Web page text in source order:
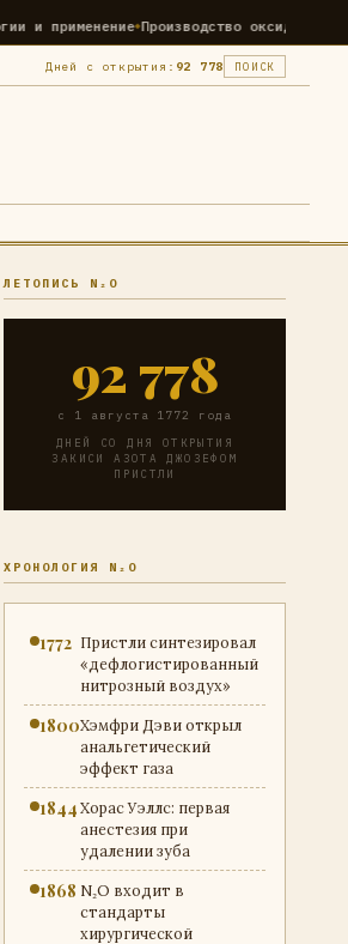
Производство оксида азота (N2O):
Дней с открытия: 92 778 ПОИСК
ЛЕТОПИСЬ N₂O
92 778
с 1 августа 1772 года
ДНЕЙ СО ДНЯ ОТКРЫТИЯ
ЗАКИСИ АЗОТА ДЖОЗЕФОМ
ПРИСТЛИ
ХРОНОЛОГИЯ N₂O
1772 Пристли синтезировал
«дефлогистированный
нитрозный воздух»
1800Хэмфри Дэви открыл
анальгетический
эффект газа
1844Хорас Уэллс: первая
анестезия при
удалении зуба
1868 N₂O входит в
стандарты
хирургической